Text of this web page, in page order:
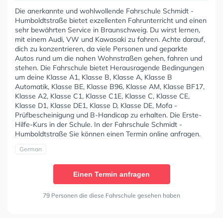
Die anerkannte und wohlwollende Fahrschule Schmidt -
Humboldtstraße bietet exzellenten Fahrunterricht und einen
sehr bewährten Service in Braunschweig. Du wirst lernen,
mit einem Audi, VW und Kawasaki zu fahren. Achte darauf,
dich zu konzentrieren, da viele Personen und geparkte
Autos rund um die nahen Wohnstraßen gehen, fahren und
stehen. Die Fahrschule bietet Herausragende Bedingungen
um deine Klasse A1, Klasse B, Klasse A, Klasse B
Automatik, Klasse BE, Klasse B96, Klasse AM, Klasse BF17,
Klasse A2, Klasse C1, Klasse C1E, Klasse C, Klasse CE,
Klasse D1, Klasse DE1, Klasse D, Klasse DE, Mofa -
Prüfbescheinigung und B-Handicap zu erhalten. Die Erste-
Hilfe-Kurs in der Schule. In der Fahrschule Schmidt -
Humboldtstraße Sie können einen Termin online anfragen.
German
Einen Termin anfragen
79 Personen die diese Fahrschule gesehen haben